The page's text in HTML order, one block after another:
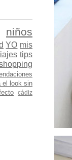
niños
YO mis
tips
el look sin
cádiz